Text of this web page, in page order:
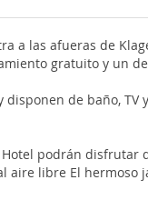
a las afueras de
gratuito y un
disponen de baño,
podrán disfrutar
aire libre El hermoso